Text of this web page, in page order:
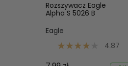
Rozszywacz Eagle
Alpha S 5026 B
Eagle
4.87